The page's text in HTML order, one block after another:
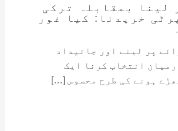
لینا بمقابلہ ترکی
خریدنا: کیا غور
پر لینے اور جائیداد
انتخاب کرنا ایک
ہونے کی طرح محسوس […]